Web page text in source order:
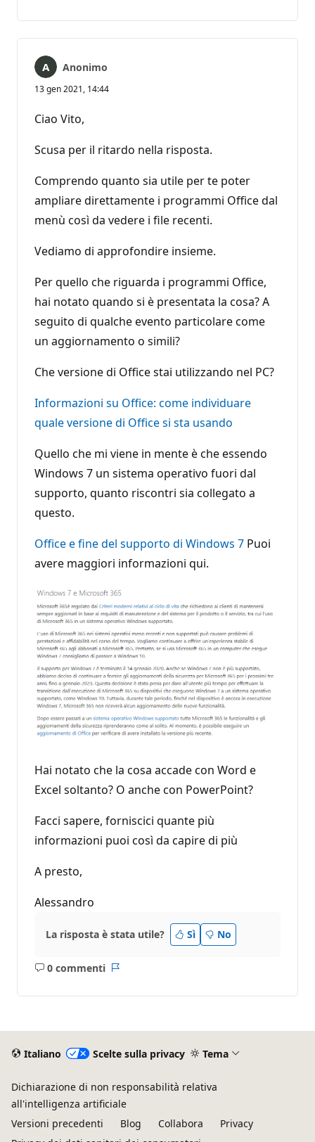
Anonimo
13 gen 2021, 14:44
Ciao Vito,
Scusa per il ritardo nella risposta.
Comprendo quanto sia utile per te poter
ampliare direttamente i programmi Office dal
menù così da vedere i file recenti.
Vediamo di approfondire insieme.
Per quello che riguarda i programmi Office,
hai notato quando si è presentata la cosa? A
seguito di qualche evento particolare come
un aggiornamento o simili?
Che versione di Office stai utilizzando nel PC?
Informazioni su Office: come individuare
quale versione di Office si sta usando
Quello che mi viene in mente è che essendo
Windows 7 un sistema operativo fuori dal
supporto, quanto riscontri sia collegato a
questo.
Office e fine del supporto di Windows 7 Puoi
avere maggiori informazioni qui.
Hai notato che la cosa accade con Word e
Excel soltanto? O anche con PowerPoint?
Facci sapere, forniscici quante più
informazioni puoi così da capire di più
A presto,
Alessandro
La risposta è stata utile? Sì No
0 commenti
Nessun
Italiano Scelte sulla privacy Tema
Dichiarazione di non responsabilità relativa
all'intelligenza artificiale
Versioni precedenti
Blog Collabora
Privacy